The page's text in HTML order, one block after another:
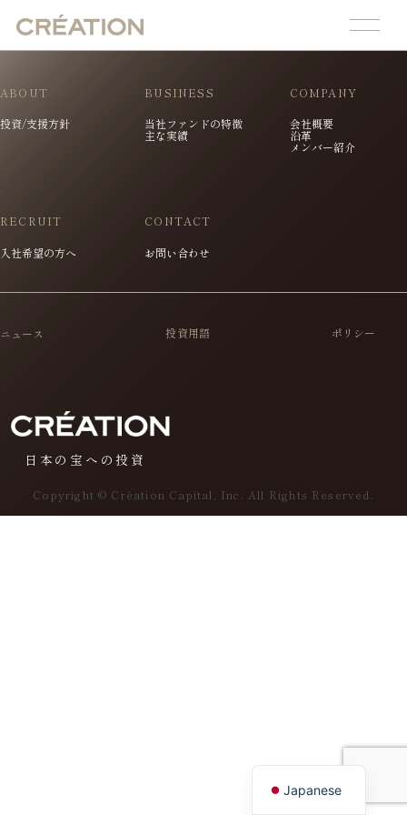
ABOUT
投資/支援方針
BUSINESS
当社ファンドの特徴
主な実績
COMPANY
会社概要
沿革
メンバー紹介
RECRUIT
入社希望の方へ
CONTACT
お問い合わせ
ニュース 投資用語 ポリシー
日本の宝への投資
Copyright © Création Capital, Inc. All Rights Reserved.
Japanese